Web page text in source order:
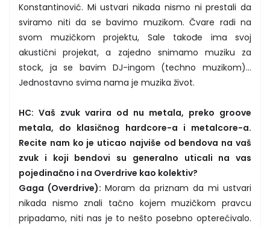
Konstantinović. Mi ustvari nikada nismo ni prestali da
sviramo niti da se bavimo muzikom. Čvare radi na
svom muzičkom projektu, Sale takođe ima svoj
akustični projekat, a zajedno snimamo muziku za
stock, ja se bavim DJ-ingom (techno muzikom)…
Jednostavno svima nama je muzika život.
HC: Vaš zvuk varira od nu metala, preko groove
metala, do klasičnog hardcore-a i metalcore-a.
Recite nam ko je uticao najviše od bendova na vaš
zvuk i koji bendovi su generalno uticali na vas
pojedinačno i na Overdrive kao kolektiv?
Gaga (Overdrive): Moram da priznam da mi ustvari
nikada nismo znali tačno kojem muzičkom pravcu
pripadamo, niti nas je to nešto posebno opterećivalo.